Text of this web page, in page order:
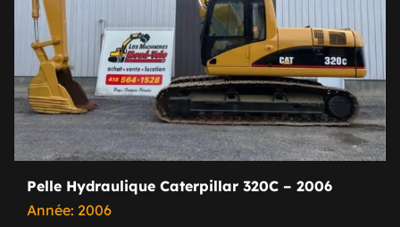
Pelle Hydraulique Caterpillar 320C – 2006
Année: 2006